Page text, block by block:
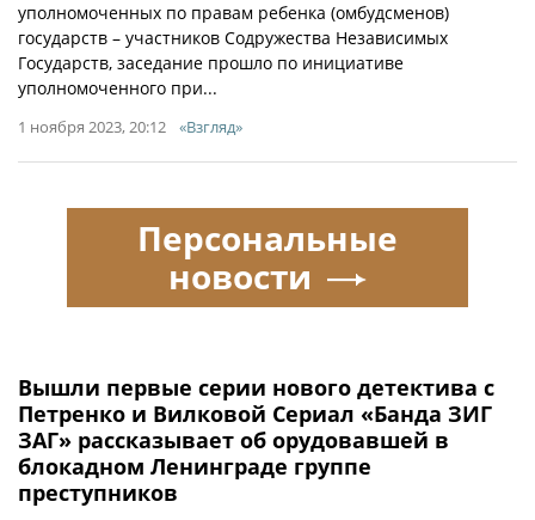
уполномоченных по правам ребенка (омбудсменов)
государств – участников Содружества Независимых
Государств, заседание прошло по инициативе
уполномоченного при...
1 ноября 2023, 20:12 «Взгляд»
Вышли первые серии нового детектива с
Петренко и Вилковой Сериал «Банда ЗИГ
ЗАГ» рассказывает об орудовавшей в
блокадном Ленинграде группе
преступников
Персональные
новости